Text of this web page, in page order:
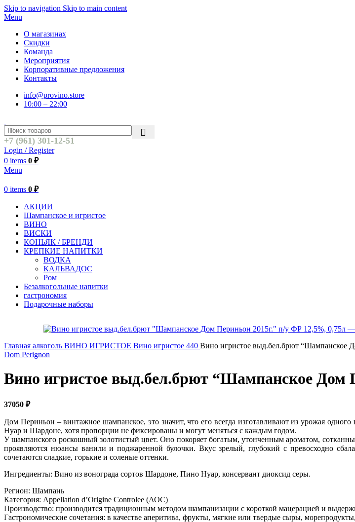
Skip to navigation Skip to main content
Menu
О магазинах
Скидки
Команда
Мероприятия
Корпоративные предложения
Контакты
info@provino.store
10:00 – 22:00
+7 (961) 301-12-51
Login / Register
0 items 0 ₽
Menu
0 items 0 ₽
АКЦИИ
Шампанское и игристое
ВИНО
ВИСКИ
КОНЬЯК / БРЕНДИ
КРЕПКИЕ НАПИТКИ
ВОДКА
КАЛЬВАДОС
Ром
Безалкогольные напитки
гастрономия
Подарочные наборы
Главная алкоголь ВИНО ИГРИСТОЕ Вино игристое 440 Вино игристое выд.бел.брют “Шампанское
Dom Perignon
Вино игристое выд.бел.брют “Шампанское Дом
37050 ₽
Дом Периньон – винтажное шампанское, это значит, что его всегда изготавливают из урожая
Нуар и Шардоне, хотя пропорции не фиксированы и могут меняться с каждым годом.
У шампанского роскошный золотистый цвет. Оно покоряет богатым, утонченным ароматом,
проявляются нюансы ванили и поджаренной булочки. Вкус зрелый, глубокий с превосходно
сочетаются сладкие, горькие и соленые оттенки.
Ингредиенты: Вино из вонограда сортов Шардоне, Пино Нуар, консервант диоксид серы.
Регион: Шампань
Категория: Appellation d’Origine Controlee (АОС)
Производство: производится традиционным методом шампанизации с короткой мацерацией и
Гастрономические сочетания: в качестве аперитива, фрукты, мягкие или твердые сыры,